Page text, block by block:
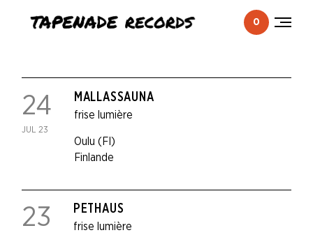
0
24
JUL 23
frise lumière
MALLASSAUNA
Oulu (FI)
Finlande
23 frise lumière
PETHAUS